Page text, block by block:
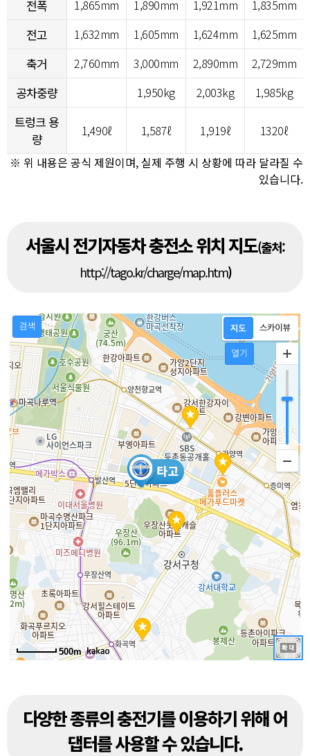
전폭 1,865mm 1,890mm 1,921mm 1,835mm
전고 1,632mm 1,605mm 1,624mm 1,625mm
축거 2,760mm 3,000mm 2,890mm 2,729mm
공차중량 1,950kg 2,003kg 1,985kg
트렁크 용
량
1,490ℓ 1,587ℓ 1,919ℓ
1320ℓ
※ 위 내용은 공식 제원이며, 실제 주행 시 상황에 따라 달라질 수
있습니다.
서울시 전기자동차 충전소 위치 지도(출처:
http://tago.kr/charge/map.htm)
검색
열기
500m
다양한 종류의 충전기를 이용하기 위해 어
댑터를 사용할 수 있습니다.